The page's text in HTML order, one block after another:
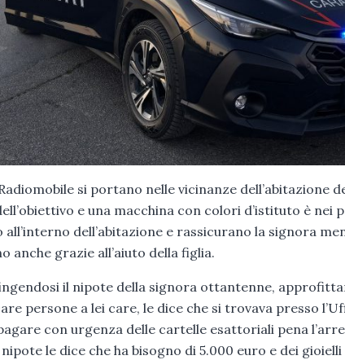
si portano nelle vicinanze dell’abitazione
e una macchina con colori d’istituto è nei
dell’abitazione e rassicurano la signora
grazie all’aiuto della figlia.
il nipote della signora ottantenne,
persone a lei care, le dice che si trovava presso
con urgenza delle cartelle esattoriali pena
le dice che ha bisogno di 5.000 euro e dei gioielli